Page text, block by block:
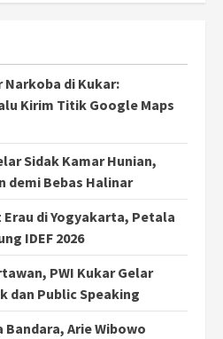
Narkoba di Kukar:
Kirim Titik Google Maps
Sidak Kamar Hunian,
demi Bebas Halinar
di Yogyakarta, Petala
IDEF 2026
PWI Kukar Gelar
dan Public Speaking
Bandara, Arie Wibowo